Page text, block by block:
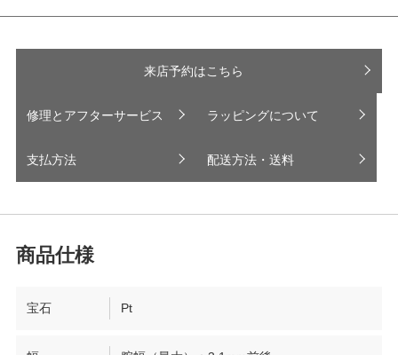
来店予約はこちら
修理とアフターサービス ラッピングについて
支払方法 配送方法・送料
宝石 Pt